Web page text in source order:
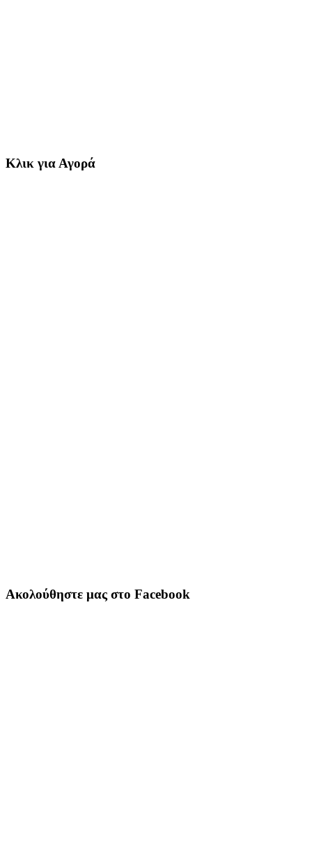
Κλικ για Αγορά
Ακολούθηστε μας στο Facebook